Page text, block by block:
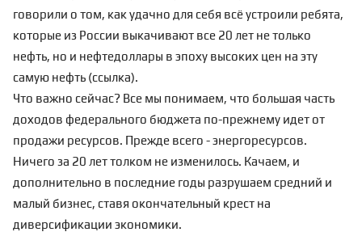
говорили о том, как удачно для себя всё устроили ребята,
которые из России выкачивают все 20 лет не только
нефть, но и нефтедоллары в эпоху высоких цен на эту
самую нефть (ссылка).
Что важно сейчас? Все мы понимаем, что большая часть
доходов федерального бюджета по-прежнему идет от
продажи ресурсов. Прежде всего - энергоресурсов.
Ничего за 20 лет толком не изменилось. Качаем, и
дополнительно в последние годы разрушаем средний и
малый бизнес, ставя окончательный крест на
диверсификации экономики.